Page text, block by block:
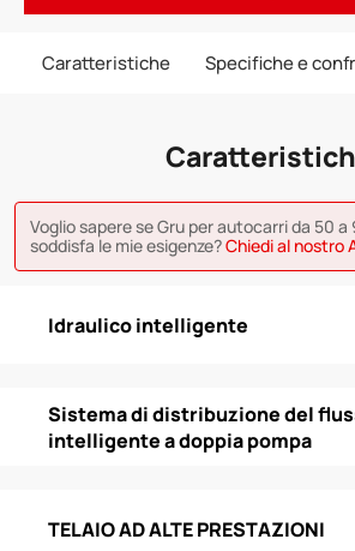
Caratteristiche Specifiche e
Voglio sapere se Gru per autocarri da 50
soddisfa le mie esigenze?Chiedi al nostro
Idraulico intelligente
Sistema di distribuzione del
intelligente a doppia pompa
TELAIO AD ALTE PRESTAZIONI